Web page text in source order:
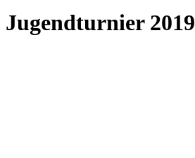
Jugendturnier 2019